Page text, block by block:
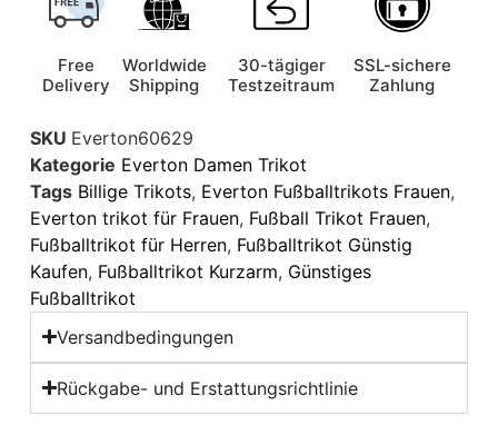
Free
Delivery
Worldwide
Shipping
30-tägiger
Testzeitraum
SSL-sichere
Zahlung
SKU Everton60629
Kategorie Everton Damen Trikot
Tags Billige Trikots, Everton Fußballtrikots Frauen,
Everton trikot für Frauen, Fußball Trikot Frauen,
Fußballtrikot für Herren, Fußballtrikot Günstig
Kaufen, Fußballtrikot Kurzarm, Günstiges
Fußballtrikot
Versandbedingungen
Rückgabe- und Erstattungsrichtlinie